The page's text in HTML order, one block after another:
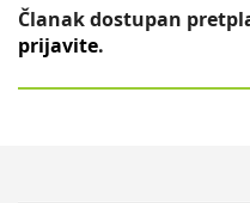
Članak dostupan
prijavite.